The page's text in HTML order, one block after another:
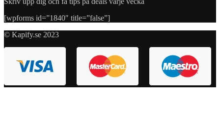
[wpforms id=”1840″ title=”false”]
© Kapify.se 2023